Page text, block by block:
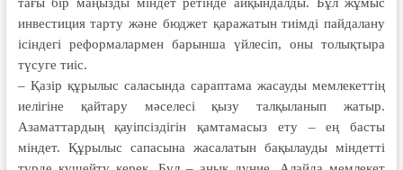
инвестиция тарту және бюджет қаражатын тиімді пайдалану
ісіндегі реформалармен барынша үйлесіп, оны толықтыра
түсуге тиіс.
– Қазір құрылыс саласында сараптама жасауды мемлекеттің
иелігіне қайтару мәселесі қызу талқыланып жатыр.
Азаматтардың қауіпсіздігін қамтамасыз ету – ең басты
міндет. Құрылыс сапасына жасалатын бақылауды міндетті